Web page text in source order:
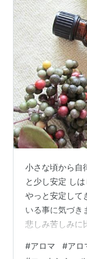
小さな頃から自
と少し安定 し
やっと安定して
いる事に気づき
悲しみ苦しみに
大事かを痛感す
#アロマ #アロ